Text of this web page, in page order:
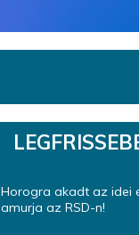
Horogra akadt az idei
amurja az RSD-n!